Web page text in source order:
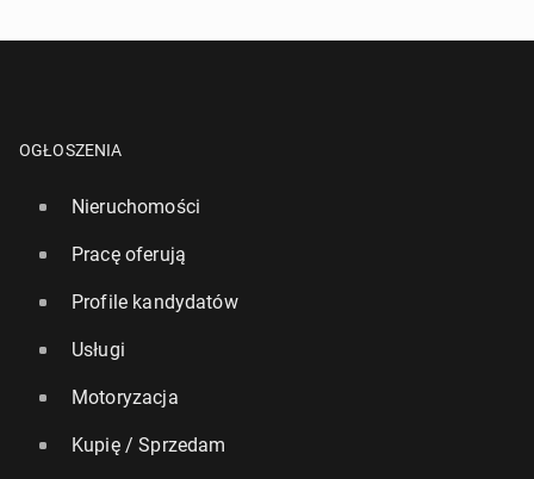
OGŁOSZENIA
Nieruchomości
Pracę oferują
Profile kandydatów
Usługi
Motoryzacja
Kupię / Sprzedam